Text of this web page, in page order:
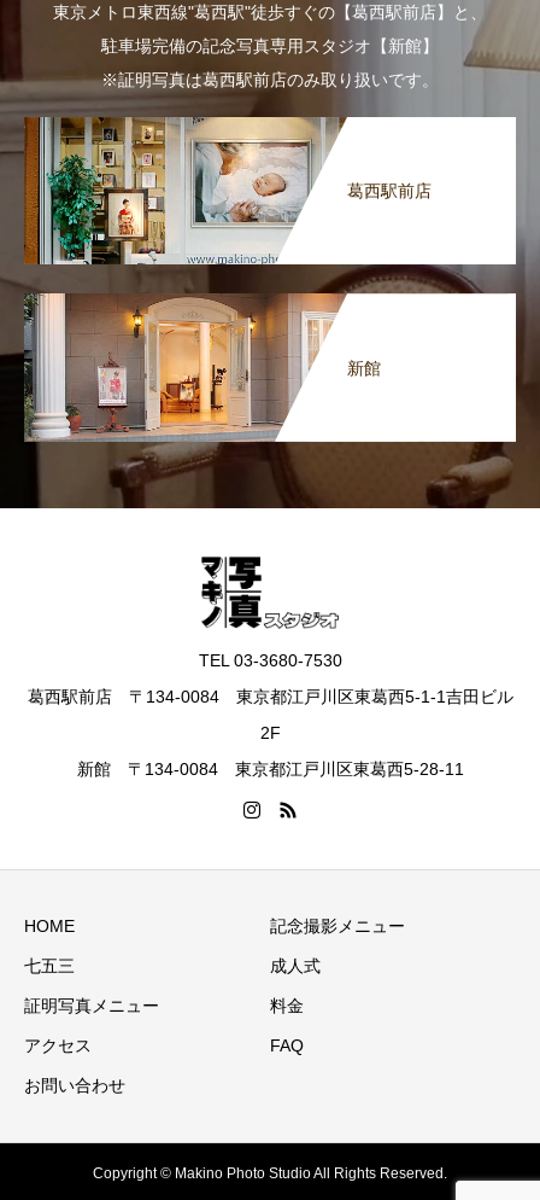
東京メトロ東西線"葛西駅"徒歩すぐの【葛西駅前店】と、
駐車場完備の記念写真専用スタジオ【新館】
※証明写真は葛西駅前店のみ取り扱いです。
葛西駅前店
新館
TEL 03-3680-7530
葛西駅前店 〒134-0084 東京都江戸川区東葛西5-1-1吉田ビル
2F
新館 〒134-0084 東京都江戸川区東葛西5-28-11
HOME 記念撮影メニュー
七五三 成人式
証明写真メニュー 料金
アクセス FAQ
お問い合わせ
Copyright © Makino Photo Studio All Rights Reserved.